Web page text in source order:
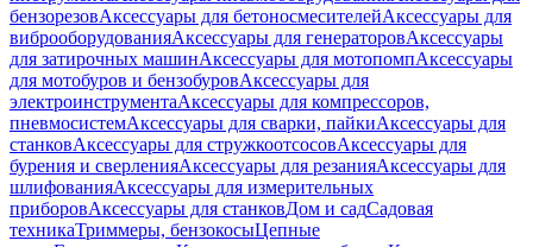
бензорезовАксессуары для бетоносмесителейАксессуары для
виброоборудованияАксессуары для генераторовАксессуары
для затирочных машинАксессуары для мотопомпАксессуары
для мотобуров и бензобуровАксессуары для
электроинструментаАксессуары для компрессоров,
пневмосистемАксессуары для сварки, пайкиАксессуары для
станковАксессуары для стружкоотсосовАксессуары для
бурения и сверленияАксессуары для резанияАксессуары для
шлифованияАксессуары для измерительных
приборовАксессуары для станковДом и садСадовая
техникаТриммеры, бензокосыЦепные